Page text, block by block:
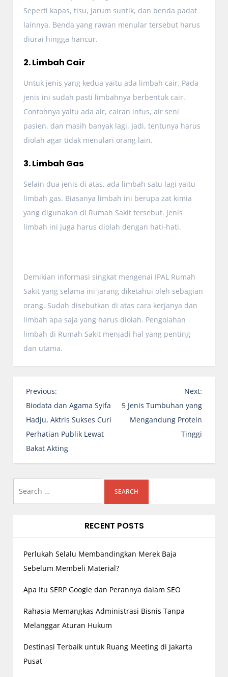
Seperti kapas, tisu, jarum suntik, dan benda padat
lainnya. Benda yang rawan menular tersebut harus
diurai hingga hancur.
2. Limbah Cair
Untuk jenis yang kedua yaitu ada limbah cair. Pada
jenis ini sudah pasti limbahnya berbentuk cair.
Contohnya yaitu ada air, cairan infus, air seni
pasien, dan masih banyak lagi. Jadi, tentunya harus
diolah agar tidak menulari orang lain.
3. Limbah Gas
Selain dua jenis di atas, ada limbah satu lagi yaitu
limbah gas. Biasanya limbah ini berupa zat kimia
yang digunakan di Rumah Sakit tersebut. Jenis
limbah ini juga harus diolah dengan hati-hati.
Demikian informasi singkat mengenai IPAL Rumah
Sakit yang selama ini jarang diketahui oleh sebagian
orang. Sudah disebutkan di atas cara kerjanya dan
limbah apa saja yang harus diolah. Pengolahan
limbah di Rumah Sakit menjadi hal yang penting
dan utama.
P
o
s
t
n
a
i
g
o
n
Previous:
Biodata dan Agama Syifa
Hadju, Aktris Sukses Curi
Perhatian Publik Lewat
Bakat Akting
Next:
5 Jenis Tumbuhan yang
Mengandung Protein
Tinggi
RECENT POSTS
Perlukah Selalu Membandingkan Merek Baja
Sebelum Membeli Material?
Apa Itu SERP Google dan Perannya dalam SEO
Rahasia Memangkas Administrasi Bisnis Tanpa
Melanggar Aturan Hukum
Destinasi Terbaik untuk Ruang Meeting di Jakarta
Pusat